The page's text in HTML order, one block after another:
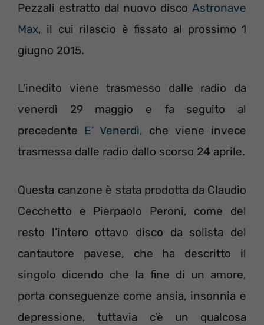
Pezzali estratto dal nuovo disco Astronave
Max, il cui rilascio è fissato al prossimo 1
giugno 2015.
L’inedito viene trasmesso dalle radio da
venerdì 29 maggio e fa seguito al
precedente E’ Venerdì, che viene invece
trasmessa dalle radio dallo scorso 24 aprile.
Questa canzone è stata prodotta da Claudio
Cecchetto e Pierpaolo Peroni, come del
resto l’intero ottavo disco da solista del
cantautore pavese, che ha descritto il
singolo dicendo che la fine di un amore,
porta conseguenze come ansia, insonnia e
depressione, tuttavia c’è un qualcosa